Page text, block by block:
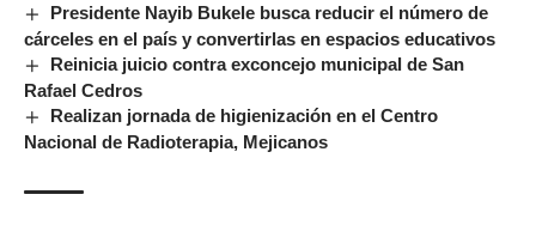
Presidente Nayib Bukele busca reducir el número de
cárceles en el país y convertirlas en espacios educativos
Reinicia juicio contra exconcejo municipal de San
Rafael Cedros
Realizan jornada de higienización en el Centro
Nacional de Radioterapia, Mejicanos